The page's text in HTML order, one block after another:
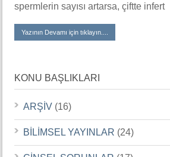
spermlerin sayısı artarsa, çiftte infert
Yazının Devamı için tıklayın....
KONU BAŞLIKLARI
ARŞİV (16)
BİLİMSEL YAYINLAR (24)